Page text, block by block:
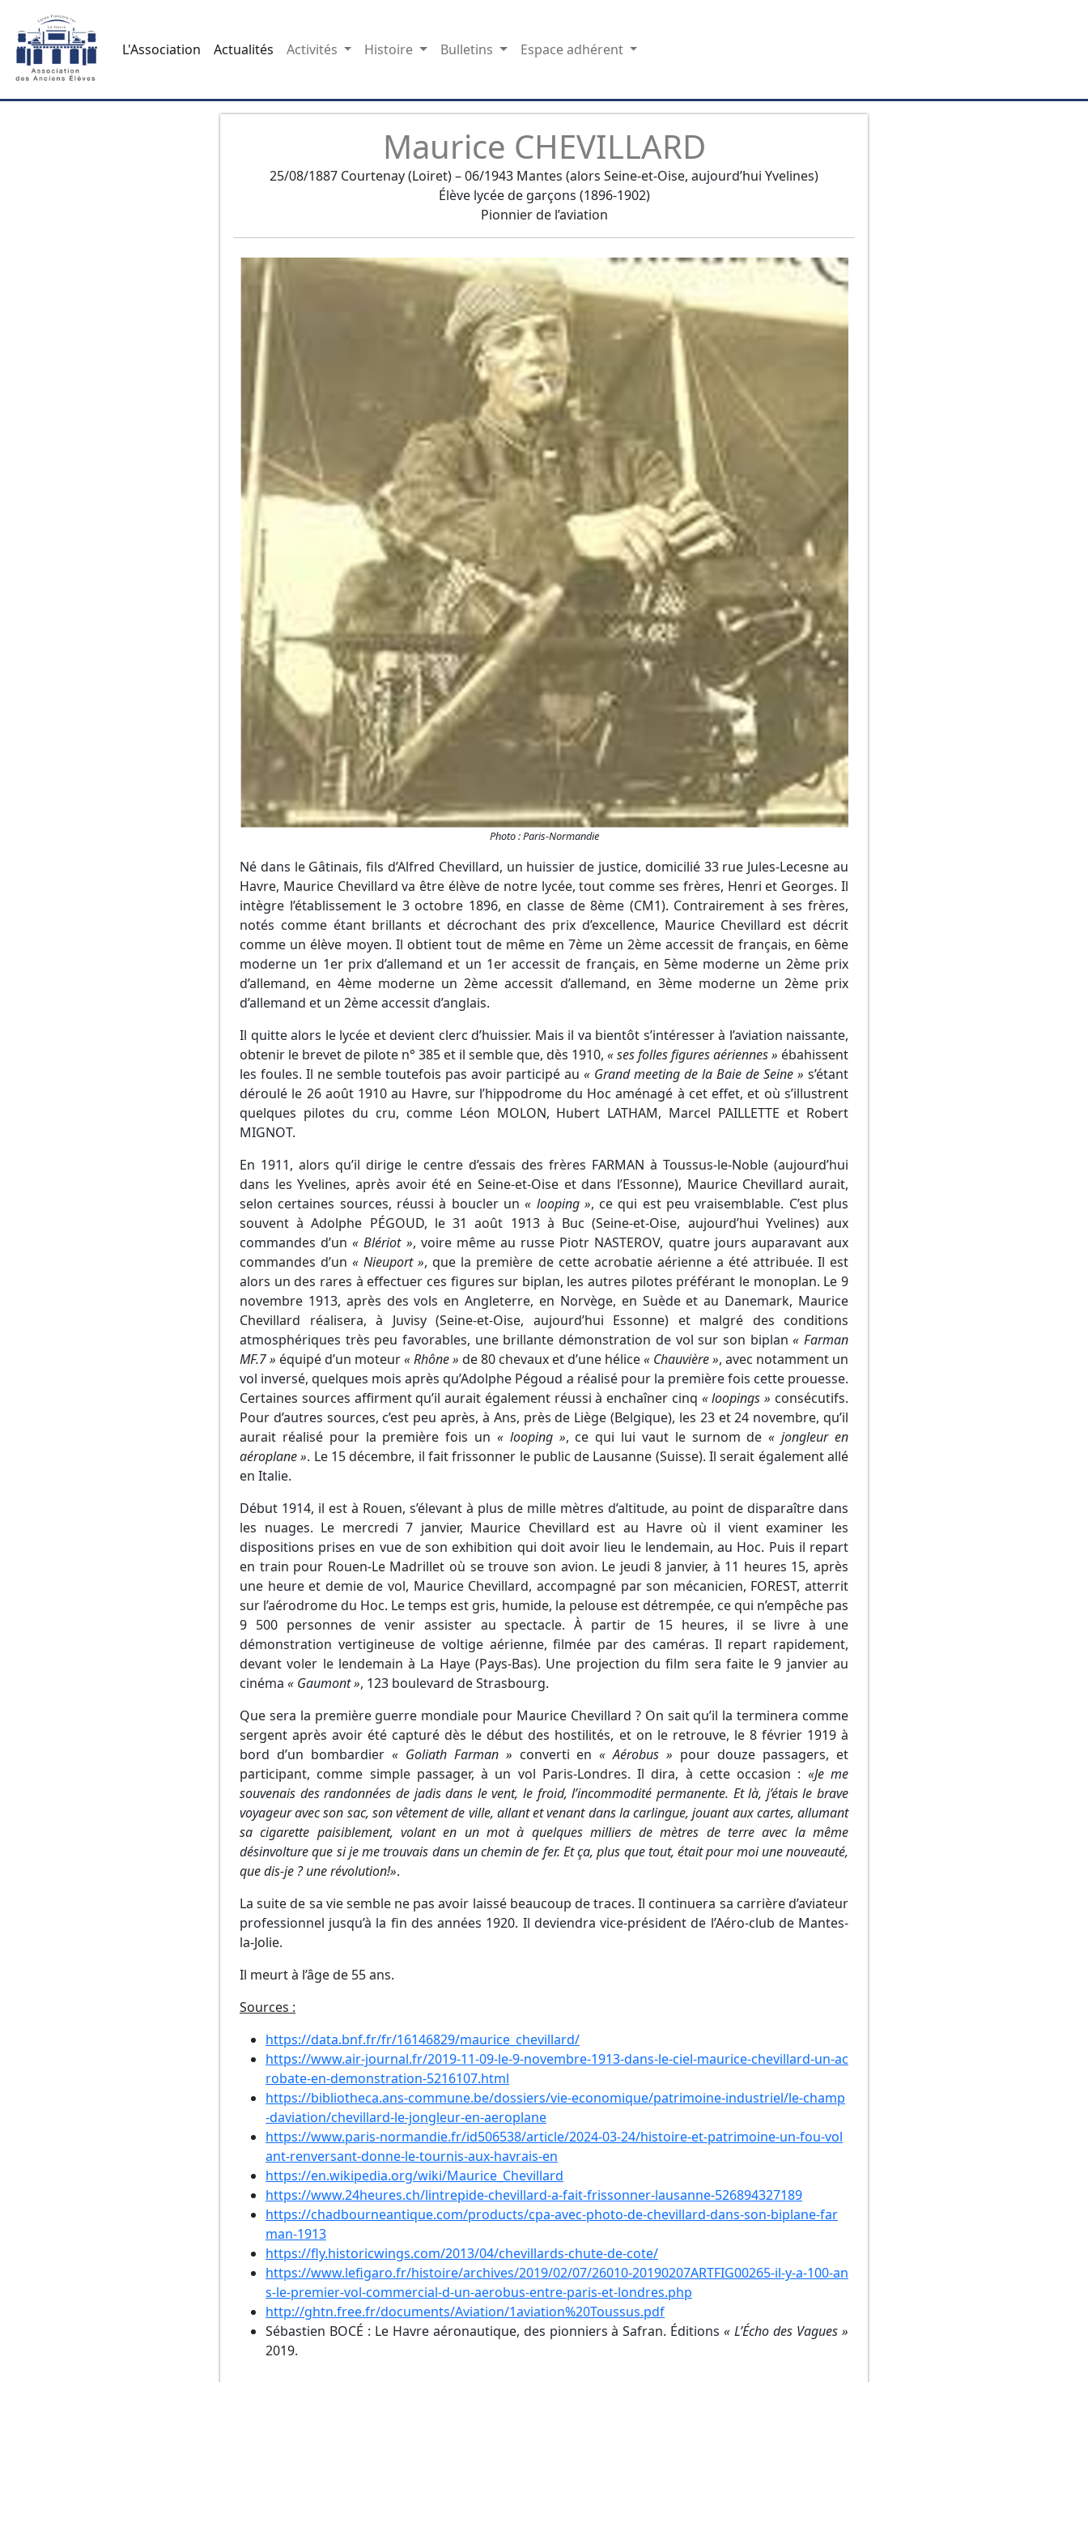
L'Association Actualités Activités Histoire Bulletins Espace adhérent
Maurice CHEVILLARD
25/08/1887 Courtenay (Loiret) – 06/1943 Mantes (alors Seine-et-Oise, aujourd’hui Yvelines)
Élève lycée de garçons (1896-1902)
Pionnier de l’aviation
Photo : Paris-Normandie
Né dans le Gâtinais, fils d’Alfred Chevillard, un huissier de justice, domicilié 33 rue Jules-Lecesne au
Havre, Maurice Chevillard va être élève de notre lycée, tout comme ses frères, Henri et Georges. Il
intègre l’établissement le 3 octobre 1896, en classe de 8ème (CM1). Contrairement à ses frères,
notés comme étant brillants et décrochant des prix d’excellence, Maurice Chevillard est décrit
comme un élève moyen. Il obtient tout de même en 7ème un 2ème accessit de français, en 6ème
moderne un 1er prix d’allemand et un 1er accessit de français, en 5ème moderne un 2ème prix
d’allemand, en 4ème moderne un 2ème accessit d’allemand, en 3ème moderne un 2ème prix
d’allemand et un 2ème accessit d’anglais.
Il quitte alors le lycée et devient clerc d’huissier. Mais il va bientôt s’intéresser à l’aviation naissante,
obtenir le brevet de pilote n° 385 et il semble que, dès 1910, « ses folles figures aériennes » ébahissent
les foules. Il ne semble toutefois pas avoir participé au « Grand meeting de la Baie de Seine » s’étant
déroulé le 26 août 1910 au Havre, sur l’hippodrome du Hoc aménagé à cet effet, et où s’illustrent
quelques pilotes du cru, comme Léon MOLON, Hubert LATHAM, Marcel PAILLETTE et Robert
MIGNOT.
En 1911, alors qu’il dirige le centre d’essais des frères FARMAN à Toussus-le-Noble (aujourd’hui
dans les Yvelines, après avoir été en Seine-et-Oise et dans l’Essonne), Maurice Chevillard aurait,
selon certaines sources, réussi à boucler un« looping », ce qui est peu vraisemblable. C’est plus
souvent à Adolphe PÉGOUD, le 31 août 1913 à Buc (Seine-et-Oise, aujourd’hui Yvelines) aux
commandes d’un« Blériot », voire même au russe Piotr NASTEROV, quatre jours auparavant aux
commandes d’un« Nieuport », que la première de cette acrobatie aérienne a été attribuée. Il est
alors un des rares à effectuer ces figures sur biplan, les autres pilotes préférant le monoplan. Le 9
novembre 1913, après des vols en Angleterre, en Norvège, en Suède et au Danemark, Maurice
Chevillard réalisera, à Juvisy (Seine-et-Oise, aujourd’hui Essonne) et malgré des conditions
atmosphériques très peu favorables, une brillante démonstration de vol sur son biplan« Farman
MF.7 » équipé d’un moteur« Rhône » de 80 chevaux et d’une hélice« Chauvière », avec notamment un
vol inversé, quelques mois après qu’Adolphe Pégoud a réalisé pour la première fois cette prouesse.
Certaines sources affirment qu’il aurait également réussi à enchaîner cinq « loopings » consécutifs.
Pour d’autres sources, c’est peu après, à Ans, près de Liège (Belgique), les 23 et 24 novembre, qu’il
aurait réalisé pour la première fois un « looping », ce qui lui vaut le surnom de« jongleur en
aéroplane ». Le 15 décembre, il fait frissonner le public de Lausanne (Suisse). Il serait également allé
en Italie.
Début 1914, il est à Rouen, s’élevant à plus de mille mètres d’altitude, au point de disparaître dans
les nuages. Le mercredi 7 janvier, Maurice Chevillard est au Havre où il vient examiner les
dispositions prises en vue de son exhibition qui doit avoir lieu le lendemain, au Hoc. Puis il repart
en train pour Rouen-Le Madrillet où se trouve son avion. Le jeudi 8 janvier, à 11 heures 15, après
une heure et demie de vol, Maurice Chevillard, accompagné par son mécanicien, FOREST, atterrit
sur l’aérodrome du Hoc. Le temps est gris, humide, la pelouse est détrempée, ce qui n’empêche pas
9 500 personnes de venir assister au spectacle. À partir de 15 heures, il se livre à une
démonstration vertigineuse de voltige aérienne, filmée par des caméras. Il repart rapidement,
devant voler le lendemain à La Haye (Pays-Bas). Une projection du film sera faite le 9 janvier au
cinéma « Gaumont », 123 boulevard de Strasbourg.
Que sera la première guerre mondiale pour Maurice Chevillard ? On sait qu’il la terminera comme
sergent après avoir été capturé dès le début des hostilités, et on le retrouve, le 8 février 1919 à
bord d’un bombardier « Goliath Farman » converti en« Aérobus » pour douze passagers, et
participant, comme simple passager, à un vol Paris-Londres. Il dira, à cette occasion : «Je me
souvenais des randonnées de jadis dans le vent, le froid, l’incommodité permanente. Et là, j’étais le brave
voyageur avec son sac, son vêtement de ville, allant et venant dans la carlingue, jouant aux cartes, allumant
sa cigarette paisiblement, volant en un mot à quelques milliers de mètres de terre avec la même
désinvolture que si je me trouvais dans un chemin de fer. Et ça, plus que tout, était pour moi une nouveauté,
que dis-je ? une révolution!».
La suite de sa vie semble ne pas avoir laissé beaucoup de traces. Il continuera sa carrière d’aviateur
professionnel jusqu’à la fin des années 1920. Il deviendra vice-président de l’Aéro-club de Mantes-
la-Jolie.
Il meurt à l’âge de 55 ans.
Sources :
https://data.bnf.fr/fr/16146829/maurice_chevillard/
https://www.air-journal.fr/2019-11-09-le-9-novembre-1913-dans-le-ciel-maurice-chevillard-un-ac
robate-en-demonstration-5216107.html
https://bibliotheca.ans-commune.be/dossiers/vie-economique/patrimoine-industriel/le-champ
-daviation/chevillard-le-jongleur-en-aeroplane
https://www.paris-normandie.fr/id506538/article/2024-03-24/histoire-et-patrimoine-un-fou-vol
ant-renversant-donne-le-tournis-aux-havrais-en
https://en.wikipedia.org/wiki/Maurice_Chevillard
https://www.24heures.ch/lintrepide-chevillard-a-fait-frissonner-lausanne-526894327189
https://chadbourneantique.com/products/cpa-avec-photo-de-chevillard-dans-son-biplane-far
man-1913
https://fly.historicwings.com/2013/04/chevillards-chute-de-cote/
https://www.lefigaro.fr/histoire/archives/2019/02/07/26010-20190207ARTFIG00265-il-y-a-100-an
s-le-premier-vol-commercial-d-un-aerobus-entre-paris-et-londres.php
http://ghtn.free.fr/documents/Aviation/1aviation%20Toussus.pdf
Sébastien BOCÉ : Le Havre aéronautique, des pionniers à Safran. Éditions« L’Écho des Vagues »
2019.